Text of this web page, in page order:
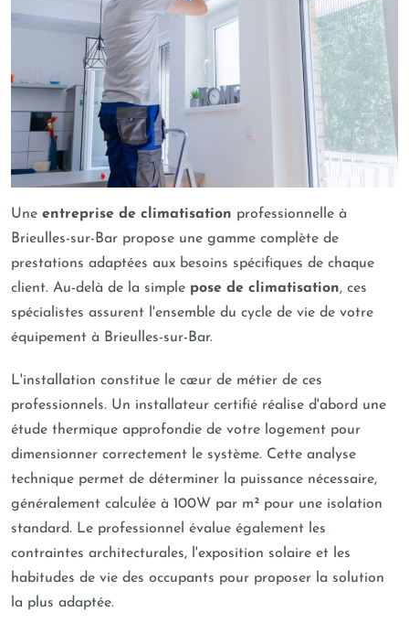
Une entreprise de climatisation professionnelle à
Brieulles-sur-Bar propose une gamme complète de
prestations adaptées aux besoins spécifiques de chaque
client. Au-delà de la simple pose de climatisation, ces
spécialistes assurent l'ensemble du cycle de vie de votre
équipement à Brieulles-sur-Bar.
L'installation constitue le cœur de métier de ces
professionnels. Un installateur certifié réalise d'abord une
étude thermique approfondie de votre logement pour
dimensionner correctement le système. Cette analyse
technique permet de déterminer la puissance nécessaire,
généralement calculée à 100W par m² pour une isolation
standard. Le professionnel évalue également les
contraintes architecturales, l'exposition solaire et les
habitudes de vie des occupants pour proposer la solution
la plus adaptée.